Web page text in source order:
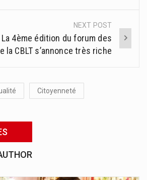
NEXT POST
La 4ème édition du forum des
la CBLT s’annonce très riche
Citoyenneté